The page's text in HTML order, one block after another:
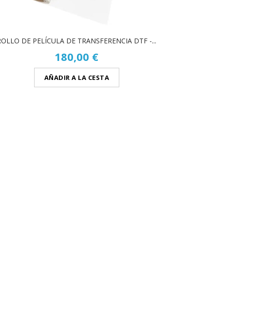
DE PELÍCULA DE TRANSFERENCIA DTF -...
180,00 €
AÑADIR A LA CESTA